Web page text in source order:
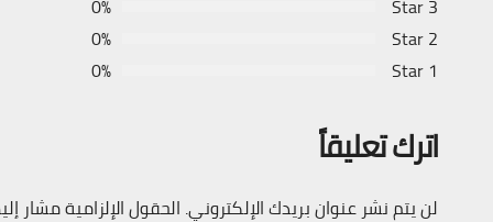
3 Star
0%
2 Star
0%
1 Star
0%
اترك تعليقاً
لن يتم نشر عنوان بريدك الإلكتروني. الحقول الإلزامية مشار